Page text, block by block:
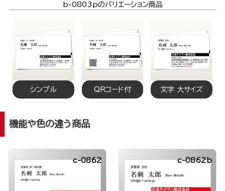
b-0803pのバリエーション商品
シンプル QRコード付 文字 大サイズ
機能や色の違う商品
c-0862 c-0862b